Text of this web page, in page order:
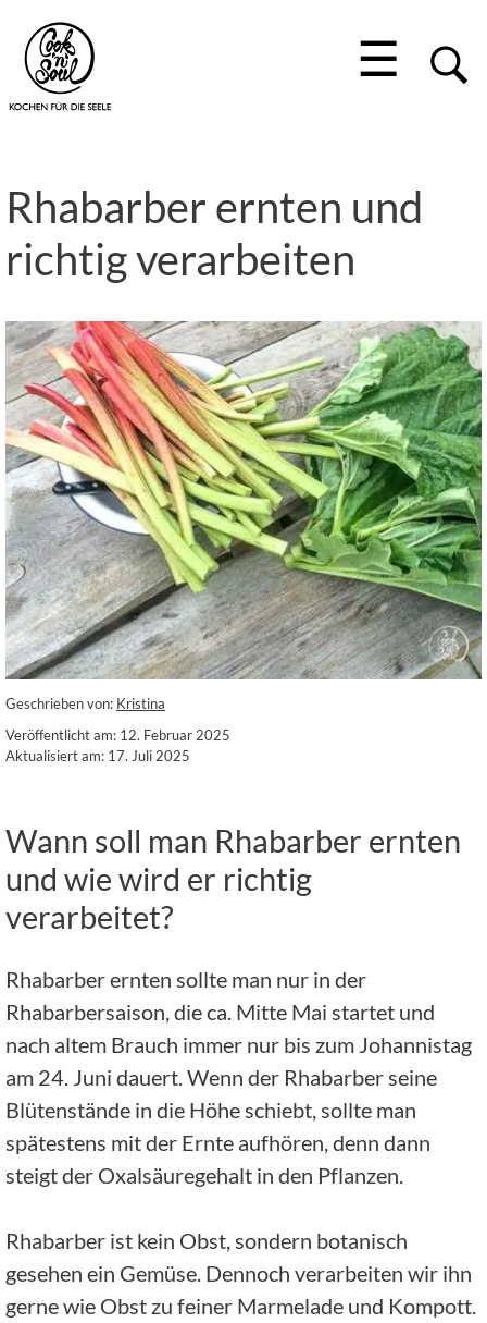
☰
Rhabarber ernten und
richtig verarbeiten
Geschrieben von: Kristina
Veröffentlicht am: 12. Februar 2025
Aktualisiert am: 17. Juli 2025
Wann soll man Rhabarber ernten
und wie wird er richtig
verarbeitet?
Rhabarber ernten sollte man nur in der
Rhabarbersaison, die ca. Mitte Mai startet und
nach altem Brauch immer nur bis zum Johannistag
am 24. Juni dauert. Wenn der Rhabarber seine
Blütenstände in die Höhe schiebt, sollte man
spätestens mit der Ernte aufhören, denn dann
steigt der Oxalsäuregehalt in den Pflanzen.
Rhabarber ist kein Obst, sondern botanisch
gesehen ein Gemüse. Dennoch verarbeiten wir ihn
gerne wie Obst zu feiner Marmelade und Kompott.